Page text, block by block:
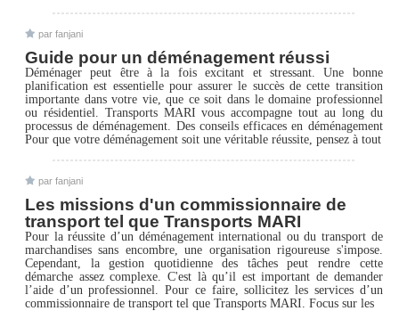
par fanjani
Guide pour un déménagement réussi
Déménager peut être à la fois excitant et stressant. Une bonne
planification est essentielle pour assurer le succès de cette transition
importante dans votre vie, que ce soit dans le domaine professionnel
ou résidentiel. Transports MARI vous accompagne tout au long du
processus de déménagement. Des conseils efficaces en déménagement
Pour que votre déménagement soit une véritable réussite, pensez à tout
par fanjani
Les missions d'un commissionnaire de
transport tel que Transports MARI
Pour la réussite d’un déménagement international ou du transport de
marchandises sans encombre, une organisation rigoureuse s'impose.
Cependant, la gestion quotidienne des tâches peut rendre cette
démarche assez complexe. C'est là qu’il est important de demander
l’aide d’un professionnel. Pour ce faire, sollicitez les services d’un
commissionnaire de transport tel que Transports MARI. Focus sur les